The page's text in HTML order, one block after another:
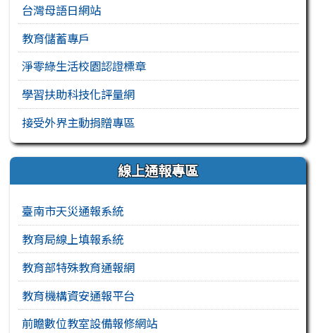
台灣母語日網站
教育儲蓄專戶
淨零綠生活校園認證標章
學習扶助科技化評量網
接受外界主動捐贈專區
線上通報專區
臺南市天災通報系統
教育局線上填報系統
教育部特殊教育通報網
教育機構資安通報平台
前瞻數位教室設備報修網站